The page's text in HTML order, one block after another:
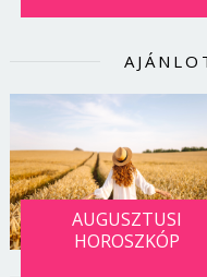
AUGUSZTUSI
HOROSZKÓP